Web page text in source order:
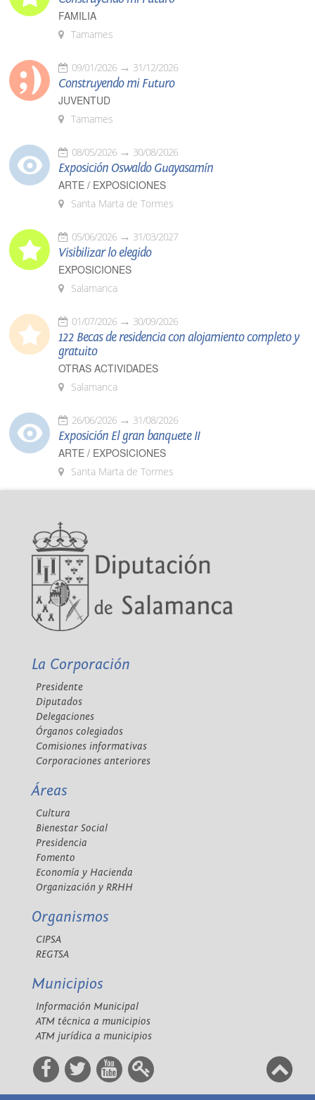
FAMILIA
Tamames
09/01/2026 31/12/2026
Construyendo mi Futuro
JUVENTUD
Tamames
08/05/2026 30/08/2026
Exposición Oswaldo Guayasamín
ARTE / EXPOSICIONES
Santa Marta de Tormes
05/06/2026 31/03/2027
Visibilizar lo elegido
EXPOSICIONES
Salamanca
01/07/2026 30/09/2026
122 Becas de residencia con alojamiento completo y
gratuito
OTRAS ACTIVIDADES
Salamanca
26/06/2026 31/08/2026
Exposición El gran banquete II
ARTE / EXPOSICIONES
Santa Marta de Tormes
La Corporación
Presidente
Diputados
Delegaciones
Órganos colegiados
Comisiones informativas
Corporaciones anteriores
Áreas
Cultura
Bienestar Social
Presidencia
Fomento
Economía y Hacienda
Organización y RRHH
Organismos
CIPSA
REGTSA
Municipios
Información Municipal
ATM técnica a municipios
ATM jurídica a municipios